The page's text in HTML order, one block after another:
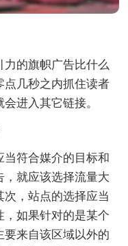
的旗帜广告比什么
点几秒之内抓住读者
进入其它链接。
符合媒介的目标和
就应该选择流量大
，站点的选择应当
，如果针对的是某个
要来自该区域以外的